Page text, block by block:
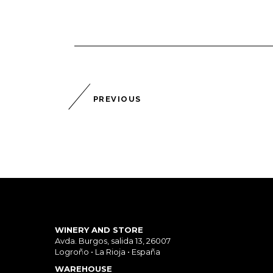
PREVIOUS
WINERY AND STORE
Avda. Burgos, salida 13, 26007
Logroño • La Rioja • España
WAREHOUSE